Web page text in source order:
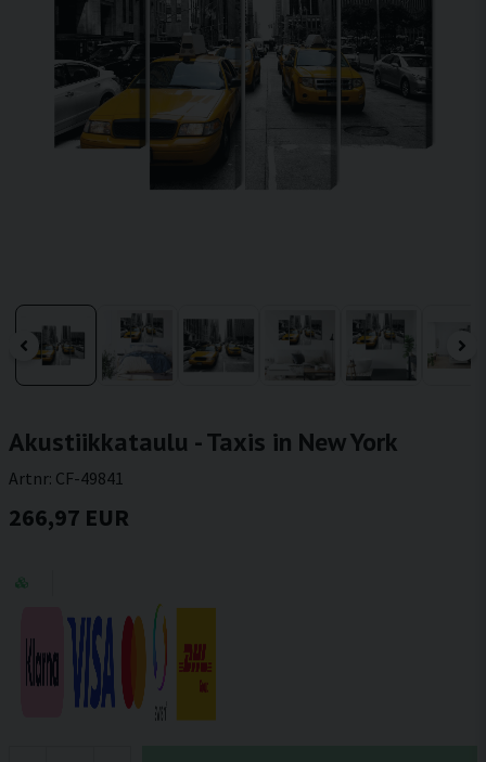
Akustiikkataulu - Taxis in New York
Artnr: CF-49841
266,97 EUR